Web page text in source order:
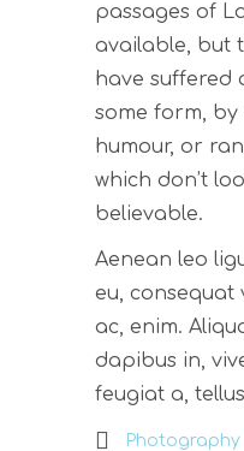
passages of
available, but
have suffered
some form, by
humour, or
which don’t
believable.
Aenean leo
eu, consequat
ac, enim.
dapibus in,
feugiat a,
Photography